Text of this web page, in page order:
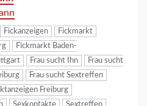
Fickanzeigen
Fickmarkt
Fickmarkt Baden-
Frau sucht Ihn
Frau sucht
Frau sucht Sextreffen
Freiburg